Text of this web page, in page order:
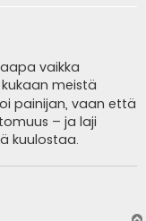
vaikka
meistä
painijan, vaan että
– ja laji
kuulostaa.